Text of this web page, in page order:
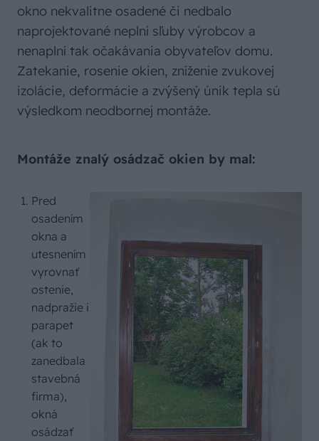
okno nekvalitne osadené či nedbalo
naprojektované neplní sľuby výrobcov a
nenaplní tak očakávania obyvateľov domu.
Zatekanie, rosenie okien, zníženie zvukovej
izolácie, deformácie a zvýšený únik tepla sú
výsledkom neodbornej montáže.
Montáže znalý osádzač okien by mal:
Pred
osadením
okna a
utesnením
vyrovnať
ostenie,
nadpražie i
parapet
(ak to
zanedbala
stavebná
firma),
okná
osádzať